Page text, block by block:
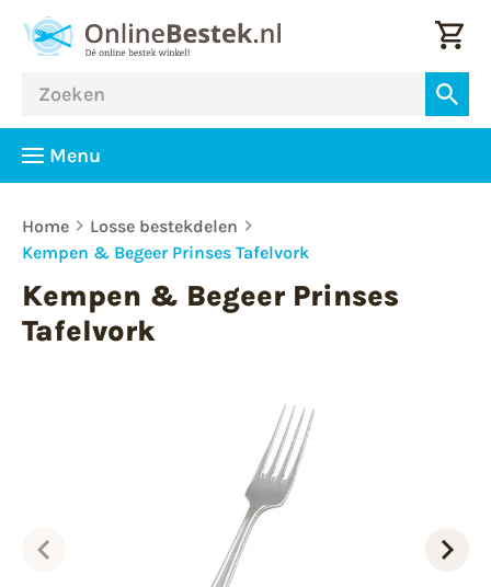
Menu
Home
Losse bestekdelen
Kempen & Begeer Prinses Tafelvork
Kempen & Begeer Prinses
Tafelvork